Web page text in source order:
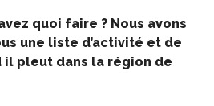
quoi faire ? Nous avons
une liste d’activité et de
il pleut dans la région de